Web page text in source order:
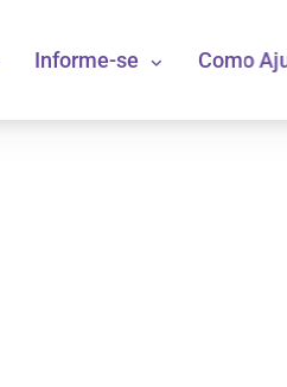
Informe-se Como